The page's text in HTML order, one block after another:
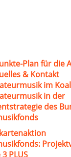
Plan für die
& Kontakt
im
in der
des
PLUS